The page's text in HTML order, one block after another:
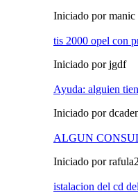
Iniciado por manic
tis 2000 opel con
Iniciado por jgdf
Ayuda: alguien
Iniciado por
ALGUN
Iniciado por
istalacion del cd